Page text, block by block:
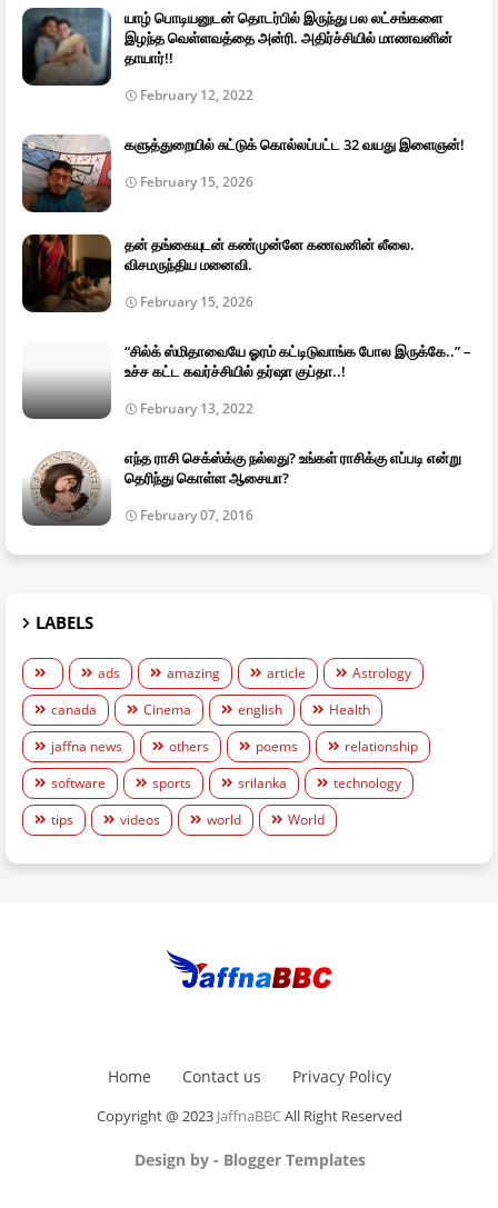
யாழ் பொடியனுடன் தொடர்பில் இருந்து பல லட்சங்களை
இழந்த வெள்ளவத்தை அன்ரி. அதிர்ச்சியில் மாணவனின்
தாயார்!!
February 12, 2022
களுத்துறையில் சுட்டுக் கொல்லப்பட்ட 32 வயது இளைஞன்!
February 15, 2026
தன் தங்கையுடன் கண்முன்னே கணவனின் லீலை.
விசமருந்திய மனைவி.
February 15, 2026
“சில்க் ஸ்மிதாவையே ஓரம் கட்டிடுவாங்க போல இருக்கே..” –
உச்ச கட்ட கவர்ச்சியில் தர்ஷா குப்தா..!
February 13, 2022
எந்த ராசி செக்ஸ்க்கு நல்லது? உங்கள் ராசிக்கு எப்படி என்று
தெரிந்து கொள்ள ஆசையா?
February 07, 2016
LABELS
ads amazing article
Astrology
canada
Cinema english
Health
jaffna news
others poems
relationship
software
sports srilanka
technology
tips
videos world World
Home Contact us Privacy Policy
Copyright @ 2023 JaffnaBBCAll Right Reserved
Design by - Blogger Templates